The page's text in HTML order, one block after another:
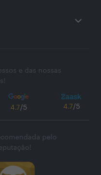
e das nossas
4.7/5 4.7/5
pelo